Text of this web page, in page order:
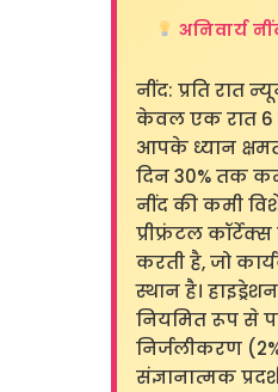
अनिवार्य
नींद: प्रति रात
केवल एक रात 6
आपके ध्यान
दिन 30% तक
नींद की कमी
प्रीफ्रंटल कॉर्टेक्स
करती है, जो
स्थान है।
नियमित रूप से
निर्जलीकरण
संज्ञानात्मक